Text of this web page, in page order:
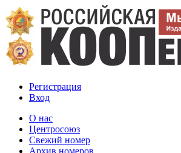
Регистрация
Вход
О нас
Центросоюз
Свежий номер
Архив номеров